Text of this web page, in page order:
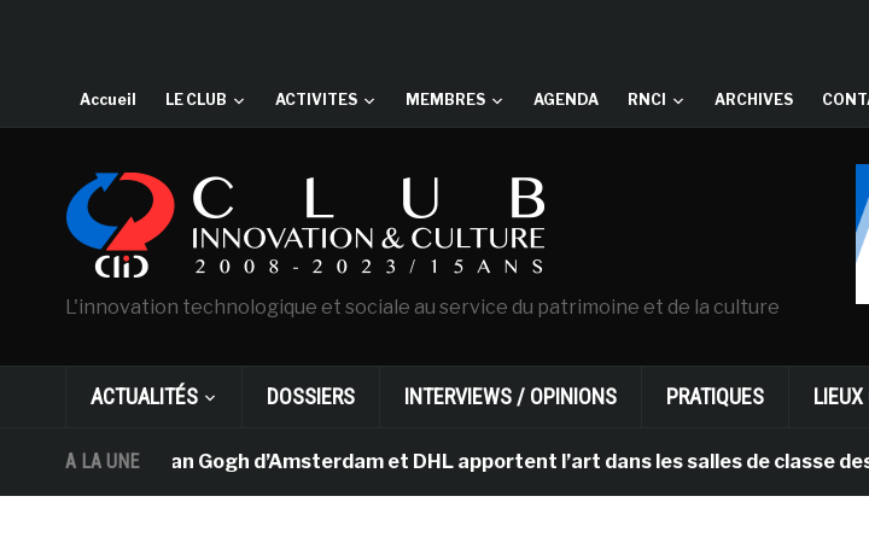
Accueil LE CLUB ACTIVITES MEMBRES AGENDA RNCI ARCHIVES
L'innovation technologique et sociale au service du patrimoine et de la culture
ACTUALITÉS DOSSIERS INTERVIEWS / OPINIONS PRATIQUES LIEUX
A LA UNE
Le musée Van Gogh d’Amsterdam et DHL apportent l’art dans les salles de classe des